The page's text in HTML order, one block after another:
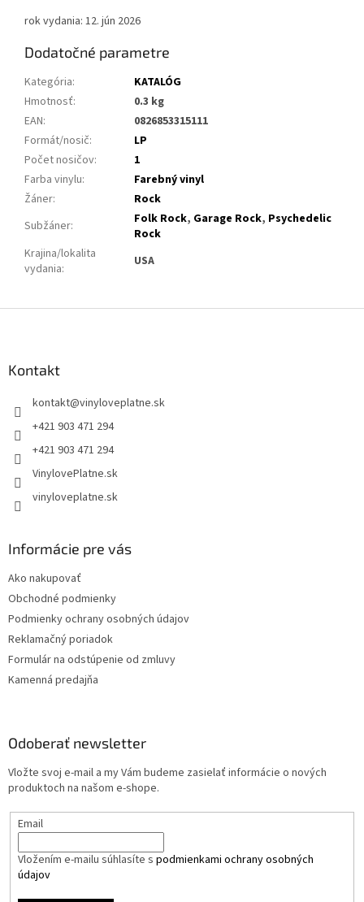
rok vydania: 12. jún 2026
Dodatočné parametre
Kategória:
KATALÓG
Hmotnosť:
0.3 kg
EAN:
0826853315111
Formát/nosič:
LP
Počet nosičov:
1
Farba vinylu:
Farebný vinyl
Žáner:
Rock
Subžáner: Folk Rock, Garage Rock, Psychedelic
Rock
Krajina/lokalita
vydania: USA
Kontakt
kontakt@vinyloveplatne.sk
+421 903 471 294
+421 903 471 294
VinylovePlatne.sk
vinyloveplatne.sk
Informácie pre vás
Ako nakupovať
Obchodné podmienky
Podmienky ochrany osobných údajov
Reklamačný poriadok
Formulár na odstúpenie od zmluvy
Kamenná predajňa
Odoberať newsletter
Vložte svoj e-mail a my Vám budeme zasielať informácie o nových
produktoch na našom e-shope.
Email
Vložením e-mailu súhlasíte s podmienkami ochrany osobných
údajov